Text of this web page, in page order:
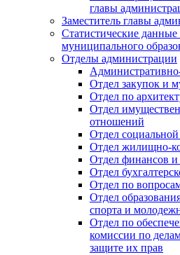
главы
Заместитель главы
Статистические данные
муниципального
Отделы администрации
Отдел закупок и
Отдел по
Отдел
отношений
Отдел
Отдел жилищно-
Отдел финансов
Отдел
Отдел по
Отдел
спорта и
Отдел по
комиссии по
защите их прав